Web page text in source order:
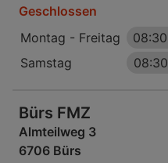
Geschlossen
Montag - Freitag
08:30
Samstag
08:30
Bürs FMZ
Almteilweg 3
6706 Bürs